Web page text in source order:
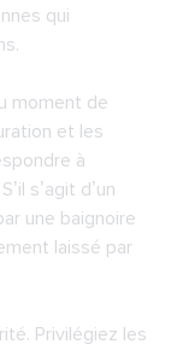
qui
moment de
et les
à
s’agit d’un
une baignoire
laissé par
Privilégiez les